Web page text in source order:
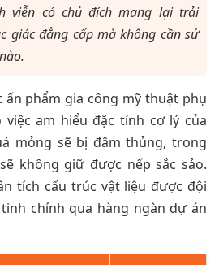
viễn có chủ đích mang lại trải
giác đẳng cấp mà không cần sử
ấn phẩm gia công mỹ thuật phụ
am hiểu đặc tính cơ lý của
mỏng sẽ bị đâm thủng, trong
không giữ được nếp sắc sảo.
tích cấu trúc vật liệu được đội
chỉnh qua hàng ngàn dự án